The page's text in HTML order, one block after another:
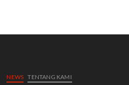
NEWS TENTANG KAMI